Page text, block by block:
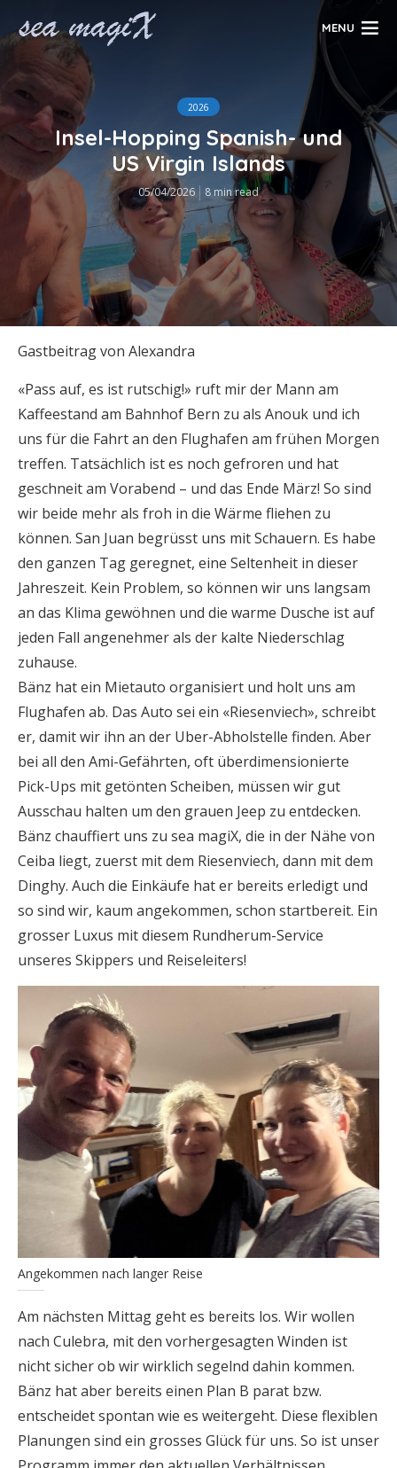
MENU
2026
Insel-Hopping Spanish- und
US Virgin Islands
05/04/2026 8 min read
Gastbeitrag von Alexandra
«Pass auf, es ist rutschig!» ruft mir der Mann am
Kaffeestand am Bahnhof Bern zu als Anouk und ich
uns für die Fahrt an den Flughafen am frühen Morgen
treffen. Tatsächlich ist es noch gefroren und hat
geschneit am Vorabend – und das Ende März! So sind
wir beide mehr als froh in die Wärme fliehen zu
können. San Juan begrüsst uns mit Schauern. Es habe
den ganzen Tag geregnet, eine Seltenheit in dieser
Jahreszeit. Kein Problem, so können wir uns langsam
an das Klima gewöhnen und die warme Dusche ist auf
jeden Fall angenehmer als der kalte Niederschlag
zuhause.
Bänz hat ein Mietauto organisiert und holt uns am
Flughafen ab. Das Auto sei ein «Riesenviech», schreibt
er, damit wir ihn an der Uber-Abholstelle finden. Aber
bei all den Ami-Gefährten, oft überdimensionierte
Pick-Ups mit getönten Scheiben, müssen wir gut
Ausschau halten um den grauen Jeep zu entdecken.
Bänz chauffiert uns zu sea magiX, die in der Nähe von
Ceiba liegt, zuerst mit dem Riesenviech, dann mit dem
Dinghy. Auch die Einkäufe hat er bereits erledigt und
so sind wir, kaum angekommen, schon startbereit. Ein
grosser Luxus mit diesem Rundherum-Service
unseres Skippers und Reiseleiters!
Angekommen nach langer Reise
Am nächsten Mittag geht es bereits los. Wir wollen
nach Culebra, mit den vorhergesagten Winden ist
nicht sicher ob wir wirklich segelnd dahin kommen.
Bänz hat aber bereits einen Plan B parat bzw.
entscheidet spontan wie es weitergeht. Diese flexiblen
Planungen sind ein grosses Glück für uns. So ist unser